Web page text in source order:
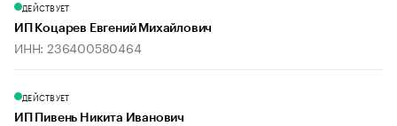
ДЕЙСТВУЕТ
ИП Коцарев Евгений Михайлович
ИНН: 236400580464
ДЕЙСТВУЕТ
ИП Пивень Никита Иванович